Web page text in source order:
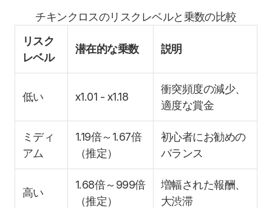
チキンクロスのリスクレベルと乗数の比較
リスク
レベル
潜在的な乗数 説明
低い x1.01 - x1.18
衝突頻度の減少、
適度な賞金
ミディ
アム
1.19倍～1.67倍
（推定）
初心者にお勧めの
バランス
高い
1.68倍～999倍
（推定）
増幅された報酬、
大渋滞